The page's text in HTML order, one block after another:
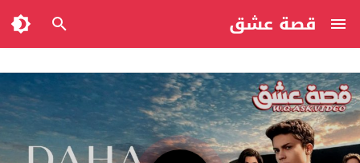
قصة عشق